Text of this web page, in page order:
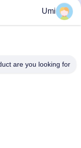
تجفيف الحبر الأشعة
البنفسجية الصمام
الأشعة فوقاحصل على
Umi
are you looking for?